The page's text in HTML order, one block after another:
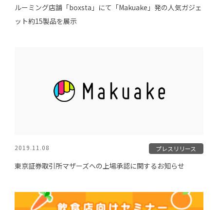
ルーミング店舗「boxsta」にて「Makuake」発の人気ガジェ
ット約15製品を展示
2019.11.08 プレスリリース
東京証券取引所マザーズへの上場承認に関するお知らせ